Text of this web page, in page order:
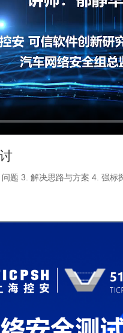
问题 3. 解决思路与方案 4. 强